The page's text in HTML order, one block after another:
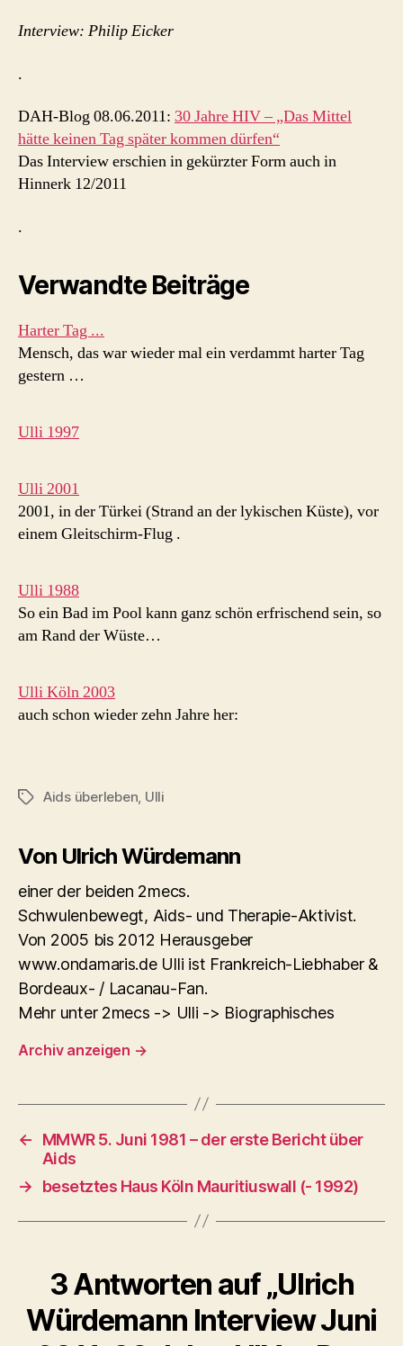
Interview: Philip Eicker
.
DAH-Blog 08.06.2011: 30 Jahre HIV – „Das Mittel
hätte keinen Tag später kommen dürfen“
Das Interview erschien in gekürzter Form auch in
Hinnerk 12/2011
.
Verwandte Beiträge
Harter Tag ...
Mensch, das war wieder mal ein verdammt harter Tag
gestern …
Ulli 1997
Ulli 2001
2001, in der Türkei (Strand an der lykischen Küste), vor
einem Gleitschirm-Flug .
Ulli 1988
So ein Bad im Pool kann ganz schön erfrischend sein, so
am Rand der Wüste…
Ulli Köln 2003
auch schon wieder zehn Jahre her:
Schlagwörter
Aids überleben Ulli
Von Ulrich Würdemann
einer der beiden 2mecs.
Schwulenbewegt, Aids- und Therapie-Aktivist.
Von 2005 bis 2012 Herausgeber
www.ondamaris.de Ulli ist Frankreich-Liebhaber &
Bordeaux- / Lacanau-Fan.
Mehr unter 2mecs -> Ulli -> Biographisches
Archiv anzeigen →
←
MMWR 5. Juni 1981 – der erste Bericht über
Aids
→
besetztes Haus Köln Mauritiuswall (- 1992)
3 Antworten auf „Ulrich
Würdemann Interview Juni